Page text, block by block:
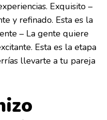
Exquisito –
y refinado. Esta es la
– La gente quiere
Esta es la etapa
llevarte a tu pareja